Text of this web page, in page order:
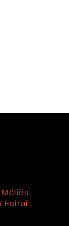
Foirail,